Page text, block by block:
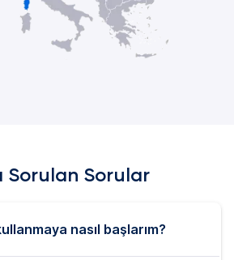
Sorulan Sorular
nasıl başlarım?